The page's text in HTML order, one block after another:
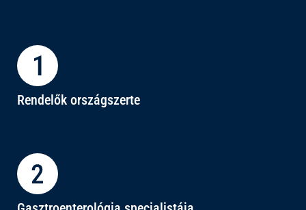
Rendelők országszerte